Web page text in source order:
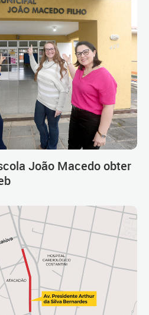
João Macedo obter